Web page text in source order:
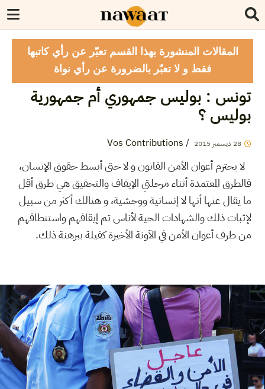
المقالات المنشورة بهذا القسم تعبّر عن رأي كاتبها
فقط و لا تعبّر بالضرورة عن رأي نواة
تونس : بوليس جمهوري أم جمهورية
بوليس ؟
28 ديسمبر 2015
/
Vos Contributions
لا يحترم أعوان الأمن القانون و لا حتى أبسط حقوق الإنسان،
فالطرق المعتمدة أثناء مرحلتي الإيقاف والتحقيق هي طرق أقل
ما يقال عنها أنها لا إنسانية ووحشية، و هنالك أكثر من سبيل
لإثبات ذلك والشهادات الحية لأناس تم إيقافهم واستنطاقهم
من طرف أعوان الأمن في الآونة الأخيرة كفيلة ببرهنة ذلك.